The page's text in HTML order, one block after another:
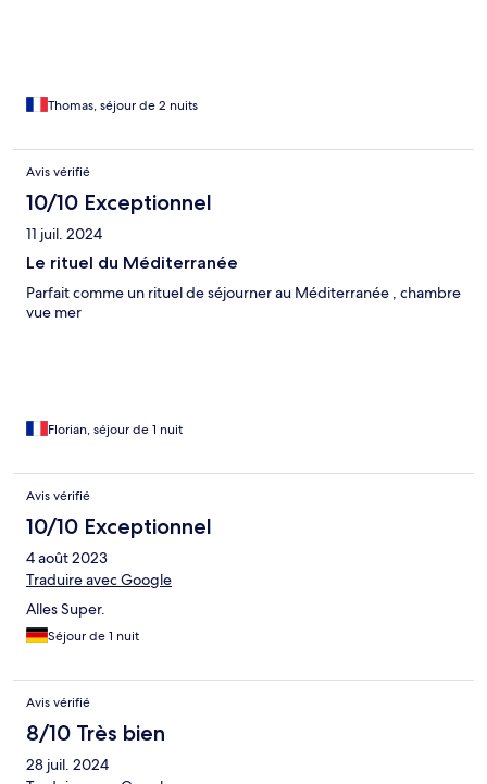
Thomas, séjour de 2 nuits
Avis vérifié
10/10 Exceptionnel
11 juil. 2024
Le rituel du Méditerranée
Parfait comme un rituel de séjourner au Méditerranée , chambre
vue mer
Florian, séjour de 1 nuit
Avis vérifié
10/10 Exceptionnel
4 août 2023
Traduire avec Google
Alles Super.
Séjour de 1 nuit
Avis vérifié
8/10 Très bien
28 juil. 2024